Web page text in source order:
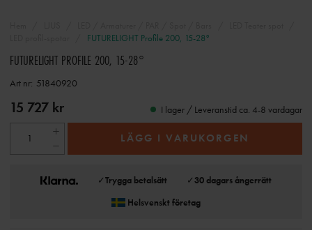
FUTURELIGHT Profile 200, 15-28°
FUTURELIGHT PROFILE 200, 15-28°
Art nr: 51840920
15 727 kr I lager / Leveranstid ca. 4-8 vardagar
LÄGG I VARUKORGEN
✓Trygga betalsätt ✓30 dagars ångerrätt
Helsvenskt företag